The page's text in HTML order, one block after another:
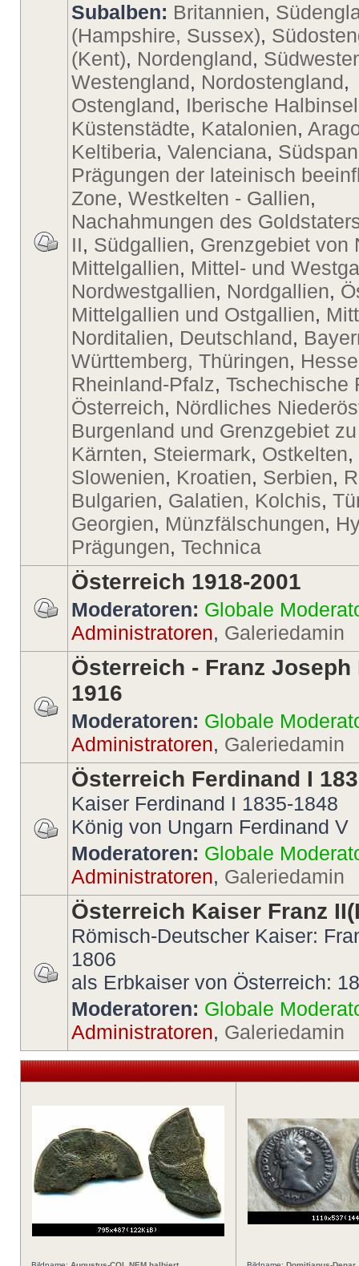
Subalben: Britannien,
(Hampshire, Sussex),
(Kent), Nordengland,
Westengland, Nordostengland,
Ostengland, Iberische Halbinsel
Küstenstädte, Katalonien,
Keltiberia, Valenciana,
Prägungen der lateinisch
Zone, Westkelten - Gallien,
Nachahmungen des
II, Südgallien, Grenzgebiet von
Mittelgallien, Mittel- und
Nordwestgallien, Nordgallien,
Mittelgallien und Ostgallien,
Norditalien, Deutschland,
Württemberg, Thüringen,
Rheinland-Pfalz, Tschechische
Österreich, Nördliches
Burgenland und Grenzgebiet
Kärnten, Steiermark, Ostkelten,
Slowenien, Kroatien, Serbien,
Bulgarien, Galatien, Kolchis,
Georgien, Münzfälschungen,
Prägungen, Technica
Österreich 1918-2001
Moderatoren: Globale
Administratoren, Galeriedamin
Österreich - Franz Joseph
1916
Moderatoren: Globale
Administratoren, Galeriedamin
Österreich Ferdinand I
Kaiser Ferdinand I 1835-1848
König von Ungarn Ferdinand V
Moderatoren: Globale
Administratoren, Galeriedamin
Österreich Kaiser Franz
Römisch-Deutscher Kaiser:
1806
als Erbkaiser von Österreich:
Moderatoren: Globale
Administratoren, Galeriedamin